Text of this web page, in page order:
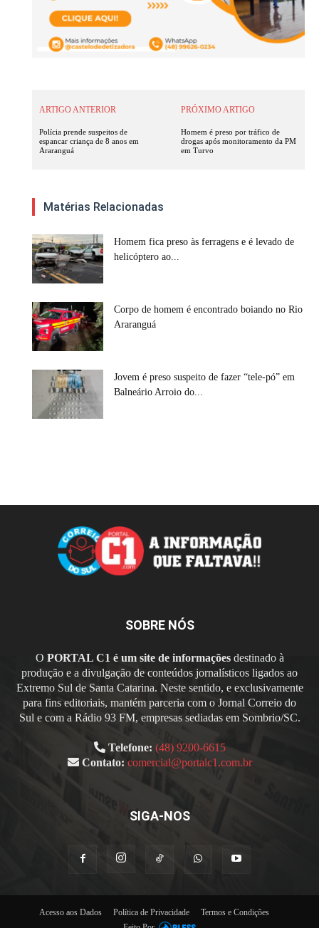
ARTIGO ANTERIOR
Polícia prende suspeitos de
espancar criança de 8 anos em
Araranguá
PRÓXIMO ARTIGO
Homem é preso por tráfico de
drogas após monitoramento da PM
em Turvo
Matérias Relacionadas
Homem fica preso às ferragens e é levado de
helicóptero ao...
Corpo de homem é encontrado boiando no Rio
Araranguá
Jovem é preso suspeito de fazer “tele-pó” em
Balneário Arroio do...
SOBRE NÓS
O PORTAL C1 é um site de informaçõesdestinado à
produção e a divulgação de conteúdos jornalísticos ligados ao
Extremo Sul de Santa Catarina. Neste sentido, e exclusivamente
para fins editoriais, mantém parceria com o Jornal Correio do
Sul e com a Rádio 93 FM, empresas sediadas em Sombrio/SC.
Telefone: (48) 9200-6615
Contato: comercial@portalc1.com.br
SIGA-NOS
Acesso aos Dados Política de Privacidade
Termos e Condições